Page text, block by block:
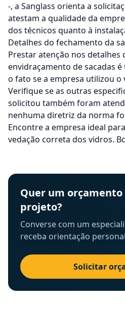
-, a Sanglass orienta a
atestam a qualidade da
dos técnicos quanto à
Detalhes do fechamento da
Prestar atenção nos detalhes
envidraçamento de sacadas
o fato se a empresa utilizou
Verifique se as outras
solicitou também foram
nenhuma diretriz da norma
Encontre a empresa ideal
vedação correta dos vidros.
Quer um orçamento
projeto?
Converse com um
receba orientação
Solicitar